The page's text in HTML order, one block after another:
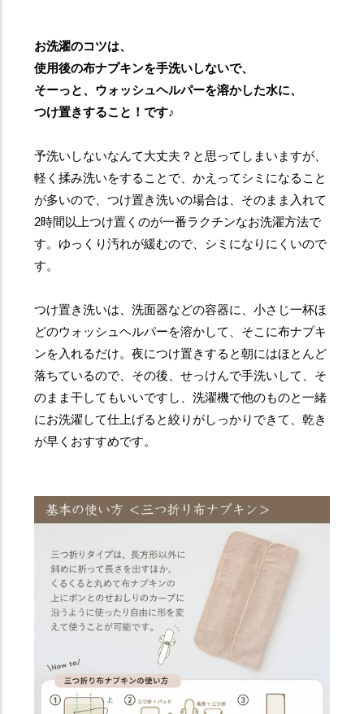
お洗濯のコツは、
使用後の布ナプキンを手洗いしないで、
そーっと、ウォッシュヘルパーを溶かした水に、
つけ置きすること！です♪
予洗いしないなんて大丈夫？と思ってしまいますが、
軽く揉み洗いをすることで、かえってシミになること
が多いので、つけ置き洗いの場合は、そのまま入れて
2時間以上つけ置くのが一番ラクチンなお洗濯方法で
す。ゆっくり汚れが緩むので、シミになりにくいので
す。
つけ置き洗いは、洗面器などの容器に、小さじ一杯ほ
どのウォッシュヘルパーを溶かして、そこに布ナプキ
ンを入れるだけ。夜につけ置きすると朝にはほとんど
落ちているので、その後、せっけんで手洗いして、そ
のまま干してもいいですし、洗濯機で他のものと一緒
にお洗濯して仕上げると絞りがしっかりできて、乾き
が早くおすすめです。